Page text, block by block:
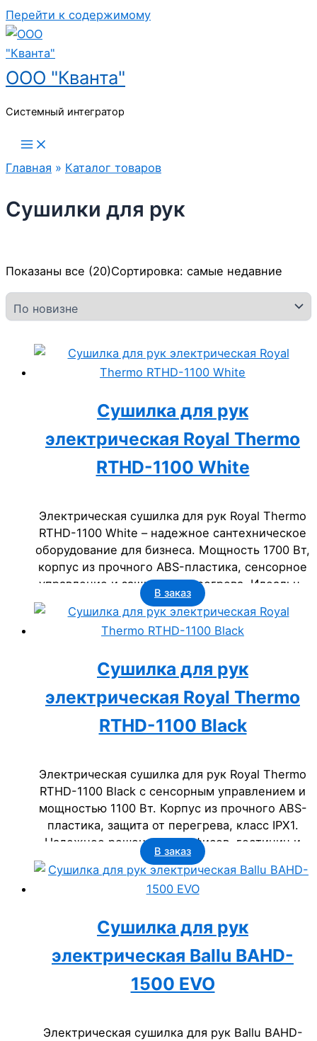
Перейти к содержимому
ООО "Кванта"
Системный интегратор
Главная » Каталог товаров
Сушилки для рук
Показаны все (20)Сортировка: самые недавние
Сушилка для рук
электрическая Royal Thermo
RTHD-1100 White
Электрическая сушилка для рук Royal Thermo
RTHD-1100 White – надежное сантехническое
оборудование для бизнеса. Мощность 1700 Вт,
корпус из прочного ABS-пластика, сенсорное
управление и защита от перегрева. Идеально
для офисов, гостиниц, ресторанов и
госучреждений. Срок службы – 2 года.
В заказ
Сушилка для рук
электрическая Royal Thermo
RTHD-1100 Black
Электрическая сушилка для рук Royal Thermo
RTHD-1100 Black с сенсорным управлением и
мощностью 1100 Вт. Корпус из прочного ABS-
пластика, защита от перегрева, класс IPX1.
Надежное решение для офисов, гостиниц и
госучреждений. Срок службы 2 года.
В заказ
Сушилка для рук
электрическая Ballu BAHD-
1500 EVO
Электрическая сушилка для рук Ballu BAHD-